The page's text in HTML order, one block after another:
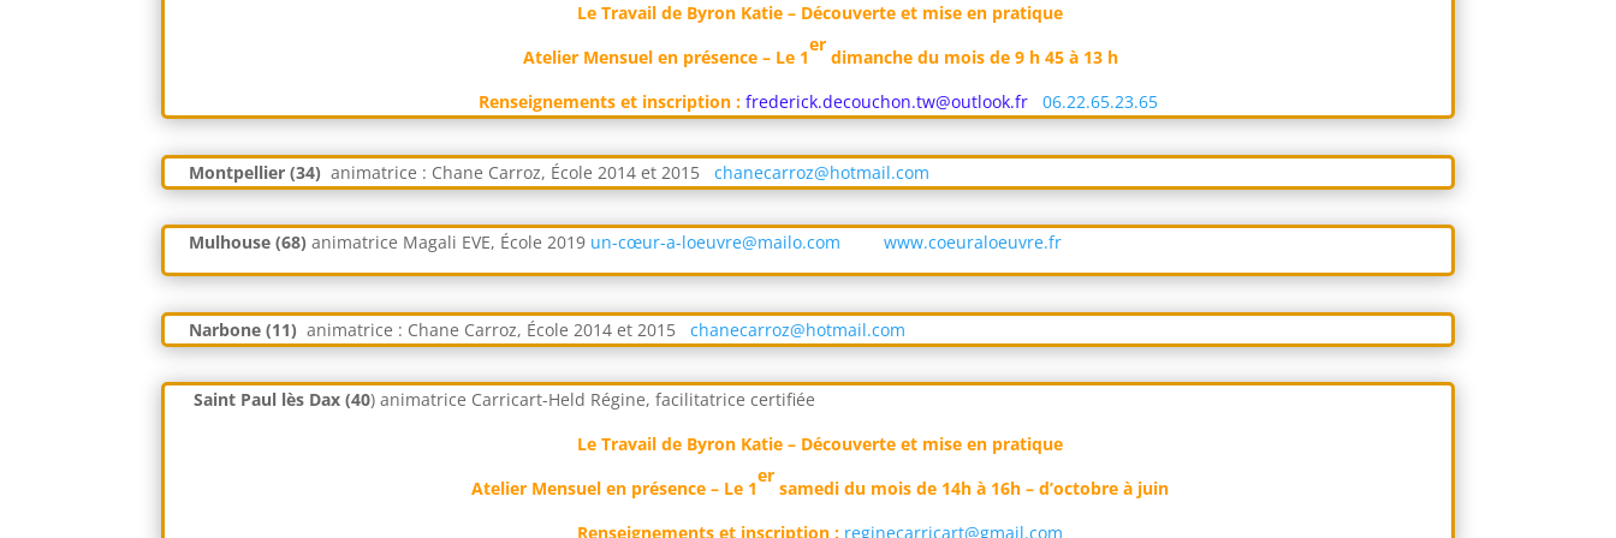
Le Travail de Byron Katie – Découverte et mise en pratique
Atelier Mensuel en présence – Le 1
er
dimanche du mois de 9 h 45 à 13 h
Renseignements et inscription : frederick.decouchon.tw@outlook.fr06.22.65.23.65
Montpellier (34)animatrice : Chane Carroz, École 2014 et 2015chanecarroz@hotmail.com
Mulhouse (68) animatrice Magali EVE, École 2019 un-cœur-a-loeuvre@mailo.com www.coeuraloeuvre.fr
Narbone (11)animatrice : Chane Carroz, École 2014 et 2015chanecarroz@hotmail.com
Saint Paul lès Dax (40) animatrice Carricart-Held Régine, facilitatrice certifiée
Le Travail de Byron Katie – Découverte et mise en pratique
Atelier Mensuel en présence – Le 1
er
samedi du mois de 14h à 16h – d’octobre à juin
Renseignements et inscription : reginecarricart@gmail.com